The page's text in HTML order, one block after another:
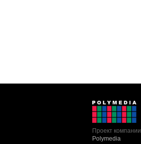
Проект компании
Polymedia